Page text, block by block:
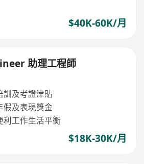
$40K-60K/月
助理工程師
訓及考證津貼
假及表現獎金
利工作生活平衡
$18K-30K/月